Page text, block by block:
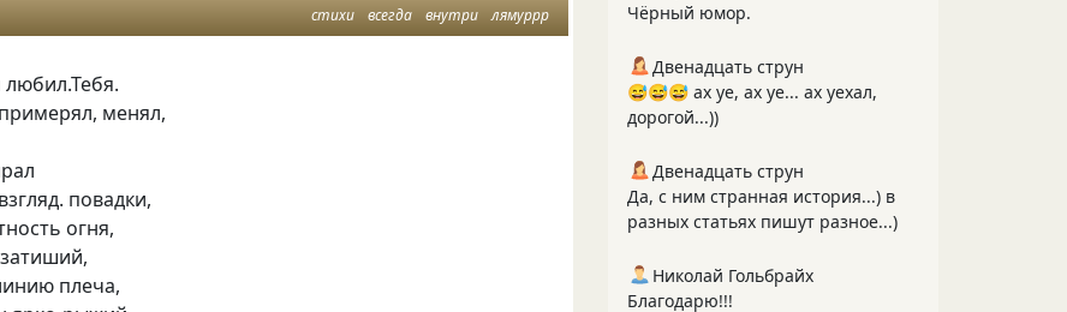
стихи всегда внутри лямуррр
любил.Тебя.
менял,
повадки,
огня,
плеча,
Чёрный юмор.
Двенадцать струн
😅😅😅 ах уе, ах уе... ах уехал,
дорогой...))
Двенадцать струн
Да, с ним странная история...) в
разных статьях пишут разное...)
Николай Гольбрайх
Благодарю!!!